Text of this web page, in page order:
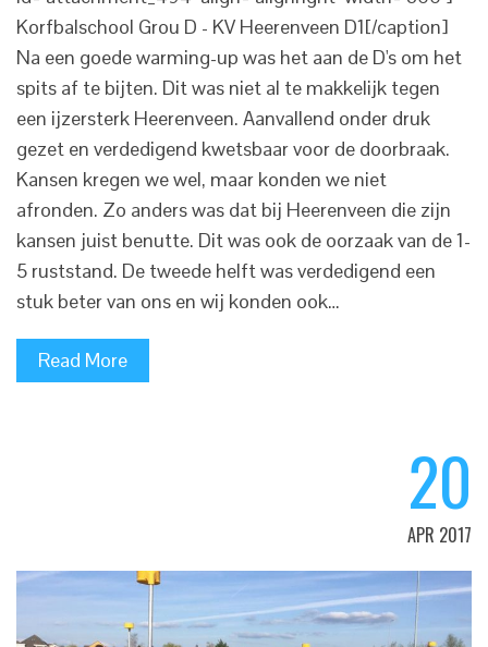
Korfbalschool Grou D - KV Heerenveen D1[/caption]
Na een goede warming-up was het aan de D's om het
spits af te bijten. Dit was niet al te makkelijk tegen
een ijzersterk Heerenveen. Aanvallend onder druk
gezet en verdedigend kwetsbaar voor de doorbraak.
Kansen kregen we wel, maar konden we niet
afronden. Zo anders was dat bij Heerenveen die zijn
kansen juist benutte. Dit was ook de oorzaak van de 1-
5 ruststand. De tweede helft was verdedigend een
stuk beter van ons en wij konden ook…
Read More
20
APR 2017